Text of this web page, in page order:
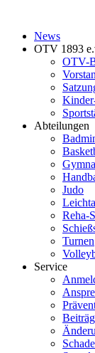
News
OTV 1893
OTV-
Abteilungen
Judo
Reha-
Turnen
Service